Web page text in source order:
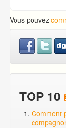
Vous pouvez
TOP 10
Comment